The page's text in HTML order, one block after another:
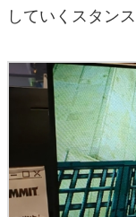
していくスタン